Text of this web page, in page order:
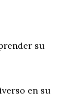
su
en su